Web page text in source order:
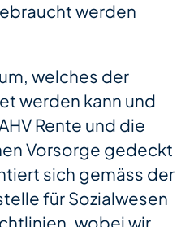
werden
welches der
werden kann und
Rente und die
Vorsorge gedeckt
sich gemäss der
für Sozialwesen